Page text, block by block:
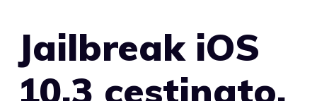
Jailbreak iOS
10.3 cestinato,